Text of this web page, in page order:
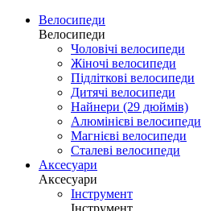
Велосипеди
Велосипеди
Чоловічі велосипеди
Жіночі велосипеди
Підліткові велосипеди
Дитячі велосипеди
Найнери (29 дюймів)
Алюмінієві велосипеди
Магнієві велосипеди
Сталеві велосипеди
Аксесуари
Аксесуари
Інструмент
Інструмент